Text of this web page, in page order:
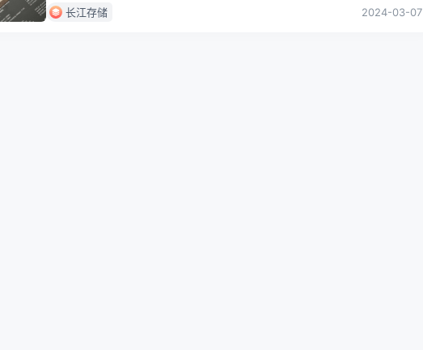
长江存储 2024-03-07